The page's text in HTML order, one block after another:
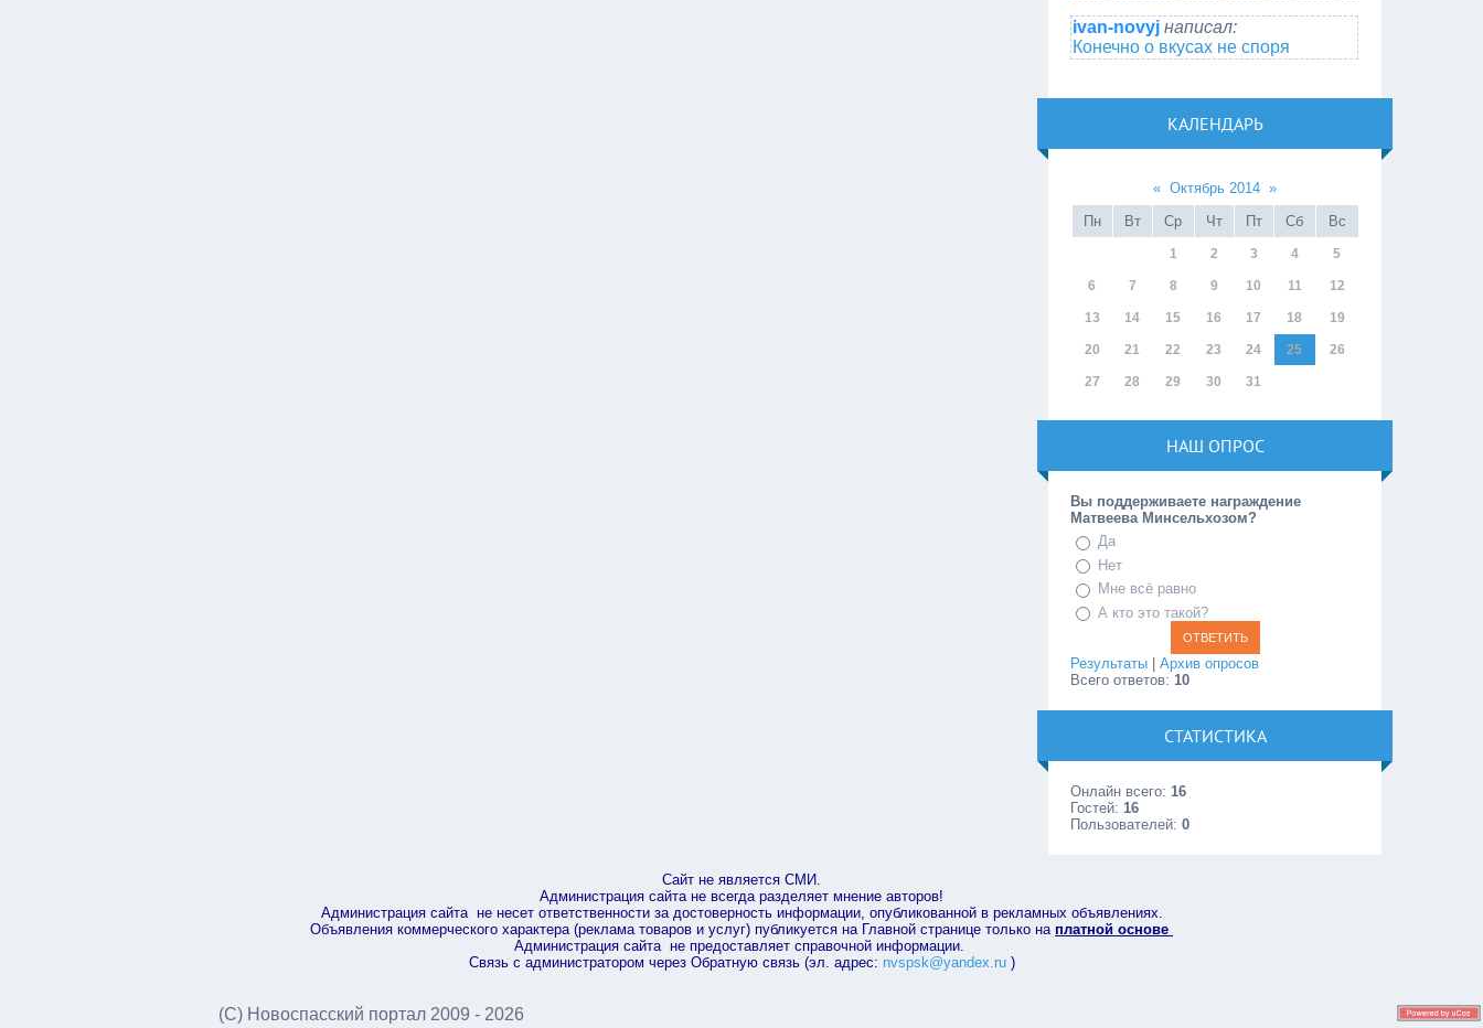
ivan-novyj написал:
Конечно о вкусах не споря
КАЛЕНДАРЬ
« Октябрь 2014 »
Пн
Вт Ср Чт Пт Сб Вс
1 2 3 4 5
6 7 8 9 10 11 12
13 14 15 16 17 18 19
20 21 22 23 24 25 26
27 28 29 30 31
НАШ ОПРОС
Вы поддерживаете награждение
Матвеева Минсельхозом?
Да
Нет
Мне всё равно
А кто это такой?
Результаты |Архив опросов
Всего ответов:10
СТАТИСТИКА
Онлайн всего:16
Гостей:16
Пользователей:0
Сайт не является СМИ.
Администрация сайта не всегда разделяет мнение авторов!
Администрация сайта не несет ответственности за достоверность информации, опубликованной в рекламных объявлениях.
Объявления коммерческого характера (реклама товаров и услуг) публикуется на Главной странице только на платной основе
Администрация сайта не предоставляет справочной информации.
Связь с администратором через Обратную связь (эл. адрес: nvspsk@yandex.ru)
(С) Новоспасский портал 2009 - 2026